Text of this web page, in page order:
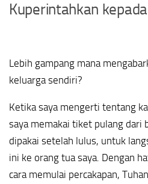
Kuperintahkan
Lebih gampang mana
keluarga sendiri?
Ketika saya mengerti tentang
saya memakai tiket pulang dari
dipakai setelah lulus, untuk
ini ke orang tua saya. Dengan
cara memulai percakapan,